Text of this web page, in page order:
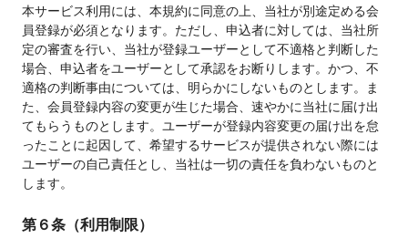
本サービス利用には、本規約に同意の上、当社が別途定める会
員登録が必須となります。ただし、申込者に対しては、当社所
定の審査を行い、当社が登録ユーザーとして不適格と判断した
場合、申込者をユーザーとして承認をお断りします。かつ、不
適格の判断事由については、明らかにしないものとします。ま
た、会員登録内容の変更が生じた場合、速やかに当社に届け出
てもらうものとします。ユーザーが登録内容変更の届け出を怠
ったことに起因して、希望するサービスが提供されない際には
ユーザーの自己責任とし、当社は一切の責任を負わないものと
します。
第６条（利用制限）